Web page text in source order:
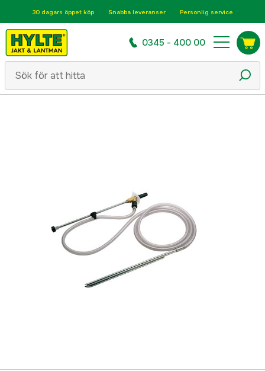
30 dagars öppet köp Snabba leveranser Personlig service
0345 - 400 00